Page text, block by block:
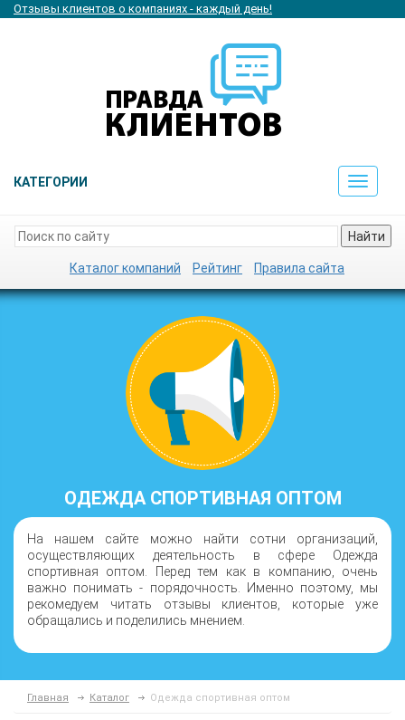
Отзывы клиентов о компаниях - каждый день!
КАТЕГОРИИ
Toggle
Найти
Каталог компаний Рейтинг Правила сайта
ОДЕЖДА СПОРТИВНАЯ ОПТОМ
На нашем сайте можно найти сотни организаций,
осуществляющих деятельность в сфере Одежда
спортивная оптом. Перед тем как в компанию, очень
важно понимать - порядочность. Именно поэтому, мы
рекомедуем читать отзывы клиентов, которые уже
обращались и поделились мнением.
Главная Каталог Одежда спортивная оптом